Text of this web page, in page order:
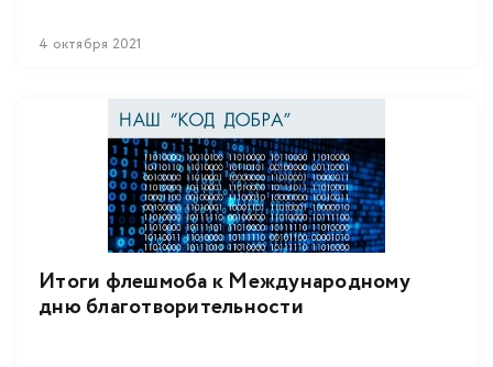
4 октября 2021
Итоги флешмоба к Международному
дню благотворительности